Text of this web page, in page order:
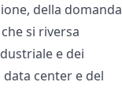
della domanda
si riversa
e dei
center e del